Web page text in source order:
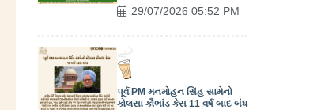
29/07/2026 05:52 PM
પૂર્વ PM મનમોહન સિંહ સામેનો
કોલસા કૌભાંડ કેસ 11 વર્ષ બાદ બંધ